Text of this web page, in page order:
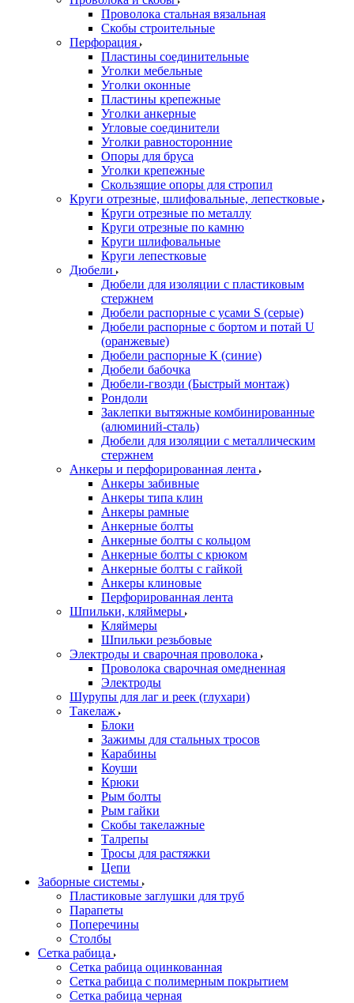
Проволока стальная вязальная
Скобы строительные
Перфорация
Пластины соединительные
Уголки мебельные
Уголки оконные
Пластины крепежные
Уголки анкерные
Угловые соединители
Уголки равносторонние
Опоры для бруса
Уголки крепежные
Скользящие опоры для стропил
Круги отрезные, шлифовальные, лепестковые
Круги отрезные по металлу
Круги отрезные по камню
Круги шлифовальные
Круги лепестковые
Дюбели
Дюбели для изоляции с пластиковым
стержнем
Дюбели распорные с усами S (серые)
Дюбели распорные c бортом и потай U
(оранжевые)
Дюбели распорные К (синие)
Дюбели бабочка
Дюбели-гвозди (Быстрый монтаж)
Рондоли
Заклепки вытяжные комбинированные
(алюминий-сталь)
Дюбели для изоляции с металлическим
стержнем
Анкеры и перфорированная лента
Анкеры забивные
Анкеры типа клин
Анкеры рамные
Анкерные болты
Анкерные болты с кольцом
Анкерные болты с крюком
Анкерные болты с гайкой
Анкеры клиновые
Перфорированная лента
Шпильки, кляймеры
Кляймеры
Шпильки резьбовые
Электроды и сварочная проволока
Проволока сварочная омедненная
Электроды
Шурупы для лаг и реек (глухари)
Такелаж
Блоки
Зажимы для стальных тросов
Карабины
Коуши
Крюки
Рым болты
Рым гайки
Скобы такелажные
Талрепы
Тросы для растяжки
Цепи
Заборные системы
Пластиковые заглушки для труб
Парапеты
Поперечины
Столбы
Сетка рабица
Сетка рабица оцинкованная
Сетка рабица с полимерным покрытием
Сетка рабица черная